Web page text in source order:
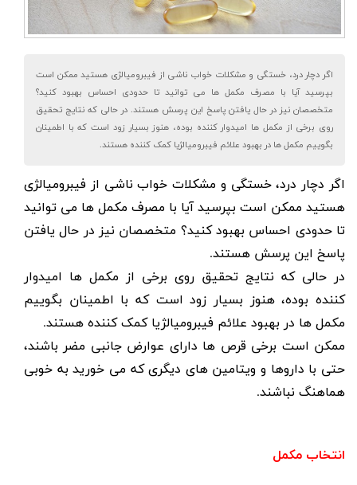
اگر دچار درد، خستگی و مشکلات خواب ناشی از فیبرومیالژی هستید ممکن است
بپرسید آیا با مصرف مکمل ها می توانید تا حدودی احساس بهبود کنید؟
متخصصان نیز در حال یافتن پاسخ این پرسش هستند. در حالی که نتایج تحقیق
روی برخی از مکمل ها امیدوار کننده بوده، هنوز بسیار زود است که با اطمینان
بگوییم مکمل ها در بهبود علائم فیبرومیالژیا کمک کننده هستند.
اگر دچار درد، خستگی و مشکلات خوابناشی از فیبرومیالژی
هستید ممکن است بپرسید آیا با مصرف مکمل ها می توانید
تا حدودی احساس بهبود کنید؟ متخصصان نیز در حال یافتن
پاسخ این پرسش هستند.
در حالی که نتایج تحقیق روی برخی از مکمل ها امیدوار
کننده بوده، هنوز بسیار زود است که با اطمینان بگوییم
مکمل ها در بهبود علائم فیبرومیالژیا کمک کننده هستند.
ممکن است برخی قرص ها دارای عوارض جانبی مضر باشند،
حتی با داروها و ویتامین های دیگری که می خورید به خوبی
هماهنگ نباشند.
انتخاب مکمل